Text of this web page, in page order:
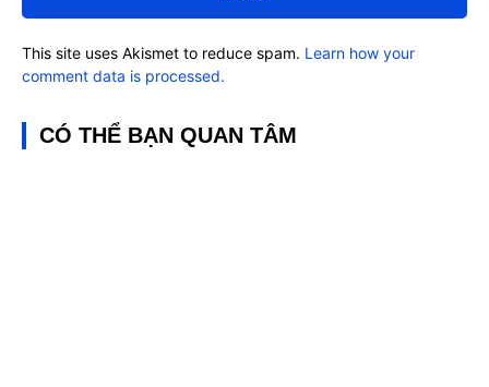
This site uses Akismet to reduce spam. Learn how your
comment data is processed.
CÓ THỂ BẠN QUAN TÂM